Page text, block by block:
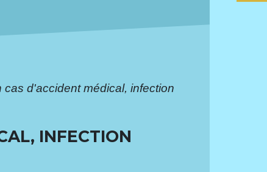
d'accident médical, infection
INFECTION